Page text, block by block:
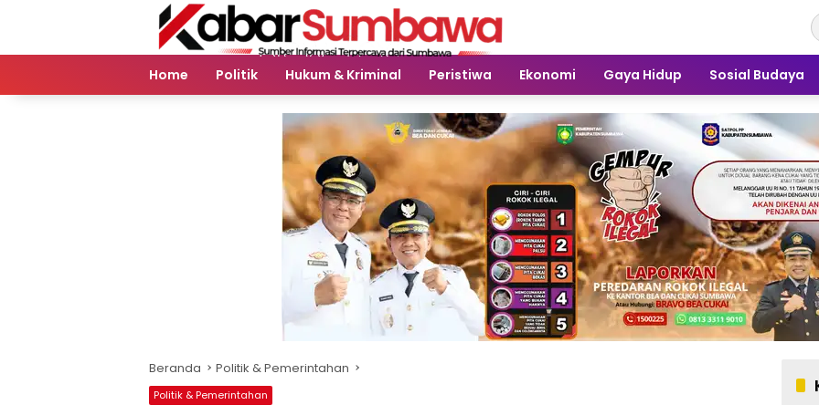
Home
Politik Hukum & Kriminal Peristiwa Ekonomi Gaya Hidup Sosial Budaya
Beranda Politik & Pemerintahan
Politik & Pemerintahan